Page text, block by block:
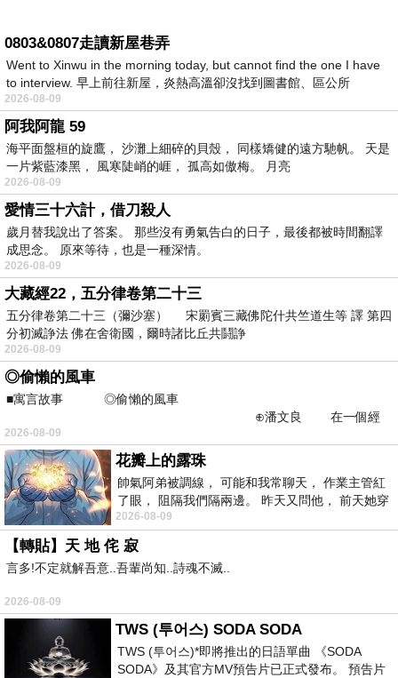
0803&0807走讀新屋巷弄
Went to Xinwu in the morning today, but cannot find the one I have
to interview. 早上前往新屋，炎熱高溫卻沒找到圖書館、區公所
2026-08-09
阿我阿龍 59
海平面盤桓的旋鷹， 沙灘上細碎的貝殼， 同樣矯健的遠方馳帆。 天是
一片紫藍漆黑， 風寒陡峭的崕， 孤高如傲梅。 月亮
2026-08-09
愛情三十六計，借刀殺人
歲月替我說出了答案。 那些沒有勇氣告白的日子，最後都被時間翻譯
成思念。 原來等待，也是一種深情。
2026-08-09
大藏經22，五分律卷第二十三
五分律卷第二十三（彌沙塞） 宋罽賓三藏佛陀什共竺道生等 譯 第四
分初滅諍法 佛在舍衛國，爾時諸比丘共鬪諍
2026-08-09
◎偷懶的風車
■寓言故事 ◎偷懶的風車
⊕潘文良 在一個經
常颳風的山丘上—&m
2026-08-09
花瓣上的露珠
帥氣阿弟被調線， 可能和我常聊天， 作業主管紅
了眼， 阻隔我們隔兩邊。 昨天又問他， 前天她穿
什麼顏色衣服， 不經
2026-08-09
【轉貼】天 地 侘 寂
言多!不定就解吾意..吾輩尚知..詩魂不滅..
2026-08-09
TWS (투어스) SODA SODA
TWS (투어스)*即將推出的日語單曲 《SODA
SODA》及其官方MV預告片已正式發布。 預告片